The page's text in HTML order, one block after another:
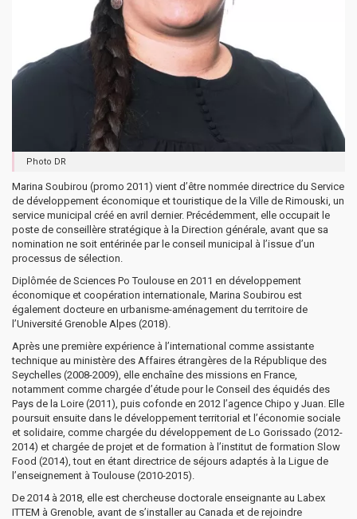
Photo DR
Marina Soubirou (promo 2011) vient d’être nommée directrice du Service
de développement économique et touristique de la Ville de Rimouski, un
service municipal créé en avril dernier. Précédemment, elle occupait le
poste de conseillère stratégique à la Direction générale, avant que sa
nomination ne soit entérinée par le conseil municipal à l’issue d’un
processus de sélection.
Diplômée de Sciences Po Toulouse en 2011 en développement
économique et coopération internationale, Marina Soubirou est
également docteure en urbanisme-aménagement du territoire de
l’Université Grenoble Alpes (2018).
Après une première expérience à l’international comme assistante
technique au ministère des Affaires étrangères de la République des
Seychelles (2008-2009), elle enchaîne des missions en France,
notamment comme chargée d’étude pour le Conseil des équidés des
Pays de la Loire (2011), puis cofonde en 2012 l’agence Chipo y Juan. Elle
poursuit ensuite dans le développement territorial et l’économie sociale
et solidaire, comme chargée du développement de Lo Gorissado (2012-
2014) et chargée de projet et de formation à l’institut de formation Slow
Food (2014), tout en étant directrice de séjours adaptés à la Ligue de
l’enseignement à Toulouse (2010-2015).
De 2014 à 2018, elle est chercheuse doctorale enseignante au Labex
ITTEM à Grenoble, avant de s’installer au Canada et de rejoindre